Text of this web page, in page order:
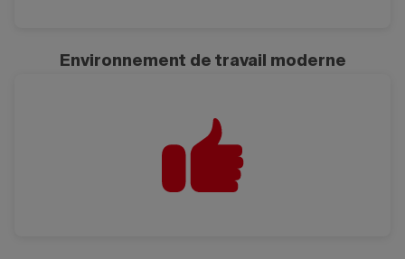
Environnement de travail moderne